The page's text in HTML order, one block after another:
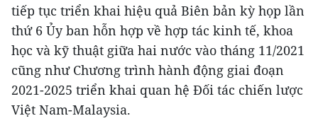
tiếp tục triển khai hiệu quả Biên bản kỳ họp lần
thứ 6 Ủy ban hỗn hợp về hợp tác kinh tế, khoa
học và kỹ thuật giữa hai nước vào tháng 11/2021
cũng như Chương trình hành động giai đoạn
2021-2025 triển khai quan hệ Đối tác chiến lược
Việt Nam-Malaysia.